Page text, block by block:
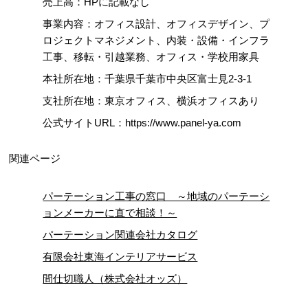
事業内容：オフィス設計、オフィスデザイン、プ
ロジェクトマネジメント、内装・設備・インフラ
工事、移転・引越業務、オフィス・学校用家具
本社所在地：千葉県千葉市中央区富士見2-3-1
支社所在地：東京オフィス、横浜オフィスあり
公式サイトURL：https://www.panel-ya.com
関連ページ
パーテーション工事の窓口 ～地域のパーテーシ
ョンメーカーに直で相談！～
パーテーション関連会社カタログ
有限会社東海インテリアサービス
間仕切職人（株式会社オッズ）